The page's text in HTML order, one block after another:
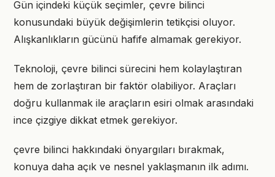
Gün içindeki küçük seçimler, çevre bilinci
konusundaki büyük değişimlerin tetikçisi oluyor.
Alışkanlıkların gücünü hafife almamak gerekiyor.
Teknoloji, çevre bilinci sürecini hem kolaylaştıran
hem de zorlaştıran bir faktör olabiliyor. Araçları
doğru kullanmak ile araçların esiri olmak arasındaki
ince çizgiye dikkat etmek gerekiyor.
çevre bilinci hakkındaki önyargıları bırakmak,
konuya daha açık ve nesnel yaklaşmanın ilk adımı.